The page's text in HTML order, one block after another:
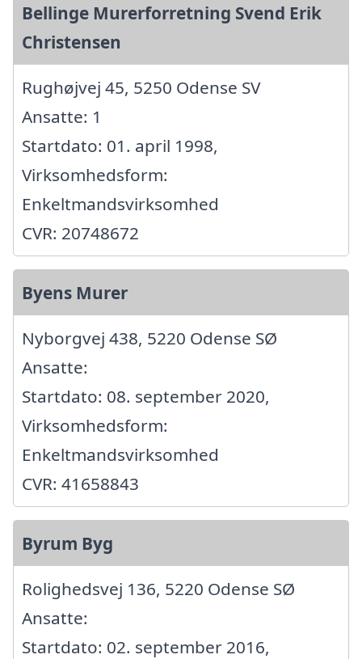
Bellinge Murerforretning Svend Erik
Christensen
Rughøjvej 45, 5250 Odense SV
Ansatte: 1
Startdato: 01. april 1998,
Virksomhedsform:
Enkeltmandsvirksomhed
CVR: 20748672
Byens Murer
Nyborgvej 438, 5220 Odense SØ
Ansatte:
Startdato: 08. september 2020,
Virksomhedsform:
Enkeltmandsvirksomhed
CVR: 41658843
Byrum Byg
Rolighedsvej 136, 5220 Odense SØ
Ansatte:
Startdato: 02. september 2016,